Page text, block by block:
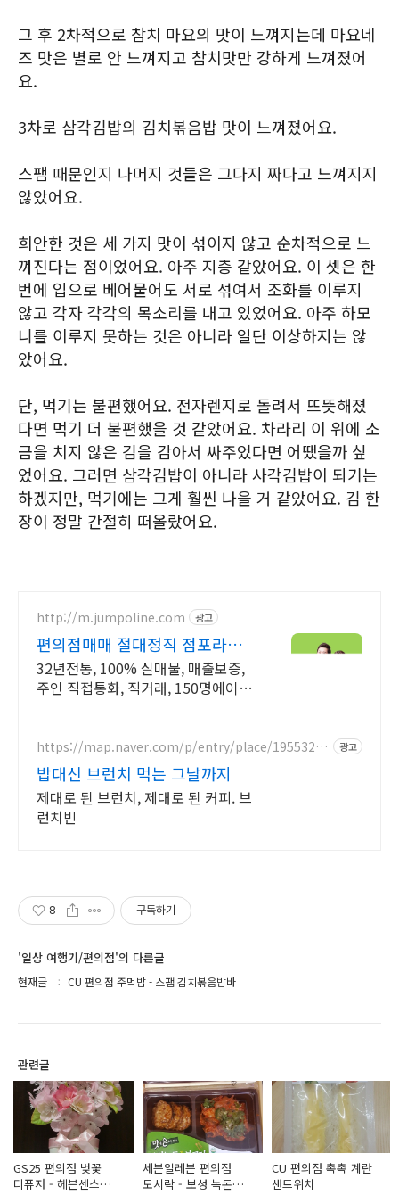
그 후 2차적으로 참치 마요의 맛이 느껴지는데 마요네
즈 맛은 별로 안 느껴지고 참치맛만 강하게 느껴졌어
요.
3차로 삼각김밥의 김치볶음밥 맛이 느껴졌어요.
스팸 때문인지 나머지 것들은 그다지 짜다고 느껴지지
않았어요.
희안한 것은 세 가지 맛이 섞이지 않고 순차적으로 느
껴진다는 점이었어요. 아주 지층 같았어요. 이 셋은 한
번에 입으로 베어물어도 서로 섞여서 조화를 이루지
않고 각자 각각의 목소리를 내고 있었어요. 아주 하모
니를 이루지 못하는 것은 아니라 일단 이상하지는 않
았어요.
단, 먹기는 불편했어요. 전자렌지로 돌려서 뜨뜻해졌
다면 먹기 더 불편했을 것 같았어요. 차라리 이 위에 소
금을 치지 않은 김을 감아서 싸주었다면 어땠을까 싶
었어요. 그러면 삼각김밥이 아니라 사각김밥이 되기는
하겠지만, 먹기에는 그게 훨씬 나을 거 같았어요. 김 한
장이 정말 간절히 떠올랐어요.
http://m.jumpoline.com 광고
편의점매매 절대정직 점포라인
빠른 직거래 & 안전중개거래
32년전통, 100% 실매물, 매출보증,
주인 직접통화, 직거래, 150명에이전
https://map.naver.com/p/entry/place/19553278
광고
밥대신 브런치 먹는 그날까지
제대로 된 브런치, 제대로 된 커피. 브
런치빈
8 구독하기
'일상 여행기/편의점'의 다른글
현재글 CU 편의점 주먹밥 - 스팸 김치볶음밥바
관련글
GS25 편의점 벚꽃
디퓨저 - 헤븐센스
세븐일레븐 편의점
도시락 - 보성 녹돈
CU 편의점 촉촉 계란
샌드위치